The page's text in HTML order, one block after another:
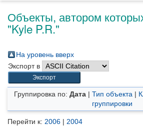
Объекты, автором
"Kyle P.R."
На уровень вверх
Экспорт в
Группировка по: Дата| Тип объекта |
группировки
Перейти к: 2006 | 2004